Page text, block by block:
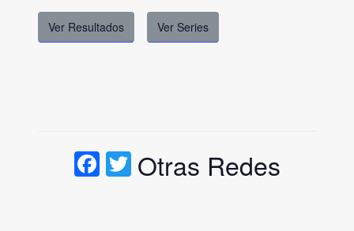
Ver Resultados Ver Series
Facebook
Twitter
Otras Redes